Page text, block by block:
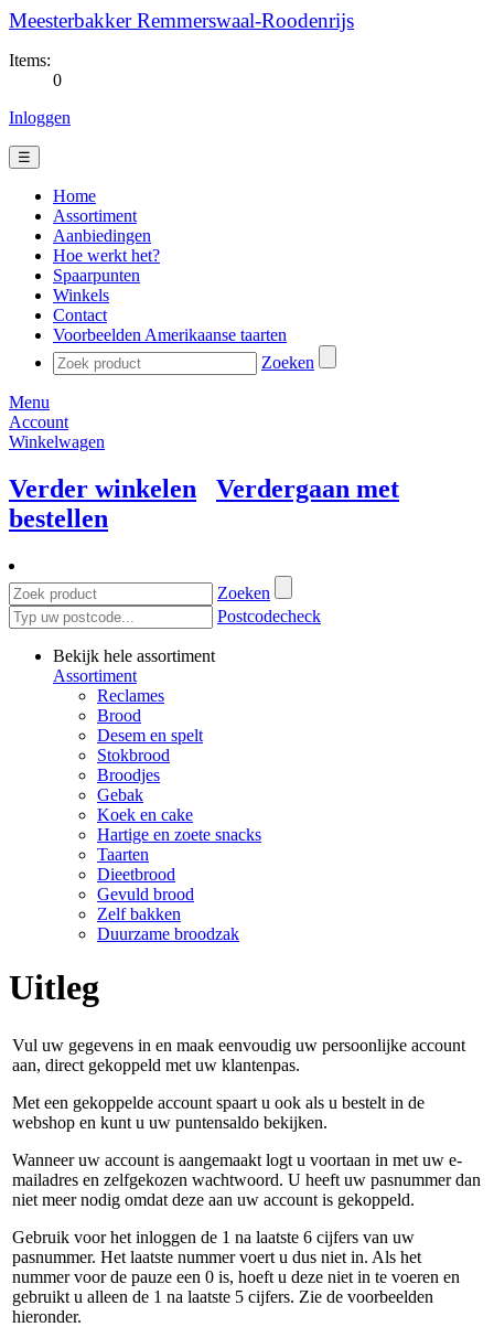
Meesterbakker Remmerswaal-Roodenrijs
Items:
0
Inloggen
☰
Home
Assortiment
Aanbiedingen
Hoe werkt het?
Spaarpunten
Winkels
Contact
Voorbeelden Amerikaanse taarten
Zoeken
Menu
Account
Winkelwagen
Verder winkelen
Verdergaan met
bestellen
Zoeken
Postcodecheck
Bekijk hele assortiment
Assortiment
Reclames
Brood
Desem en spelt
Stokbrood
Broodjes
Gebak
Koek en cake
Hartige en zoete snacks
Taarten
Dieetbrood
Gevuld brood
Zelf bakken
Duurzame broodzak
Uitleg
Vul uw gegevens in en maak eenvoudig uw persoonlijke account
aan, direct gekoppeld met uw klantenpas.
Met een gekoppelde account spaart u ook als u bestelt in de
webshop en kunt u uw puntensaldo bekijken.
Wanneer uw account is aangemaakt logt u voortaan in met uw e-
mailadres en zelfgekozen wachtwoord. U heeft uw pasnummer dan
niet meer nodig omdat deze aan uw account is gekoppeld.
Gebruik voor het inloggen de 1 na laatste 6 cijfers van uw
pasnummer. Het laatste nummer voert u dus niet in. Als het
nummer voor de pauze een 0 is, hoeft u deze niet in te voeren en
gebruikt u alleen de 1 na laatste 5 cijfers. Zie de voorbeelden
hieronder.